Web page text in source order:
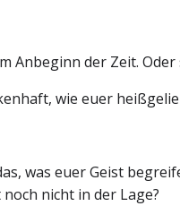
Anbeginn der Zeit.
wie euer
was euer Geist
nicht in der Lage?